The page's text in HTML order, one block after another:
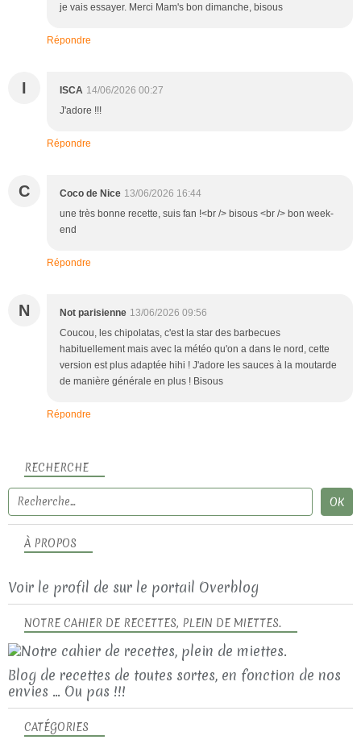
je vais essayer. Merci Mam's bon dimanche, bisous
Répondre
I ISCA 14/06/2026 00:27
J'adore !!!
Répondre
C Coco de Nice 13/06/2026 16:44
une très bonne recette, suis fan !<br /> bisous <br /> bon week-
end
Répondre
N Not parisienne 13/06/2026 09:56
Coucou, les chipolatas, c'est la star des barbecues
habituellement mais avec la météo qu'on a dans le nord, cette
version est plus adaptée hihi ! J'adore les sauces à la moutarde
de manière générale en plus ! Bisous
Répondre
RECHERCHE
NOTRE CAHIER DE RECETTES, PLEIN DE MIETTES.
Blog de recettes de toutes sortes, en fonction de nos
envies ... Ou pas !!!
À PROPOS
Voir le profil de sur le portail Overblog
CATÉGORIES